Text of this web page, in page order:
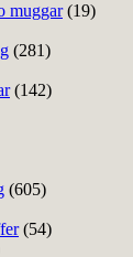
muggar (19)
(281)
(142)
(605)
(54)